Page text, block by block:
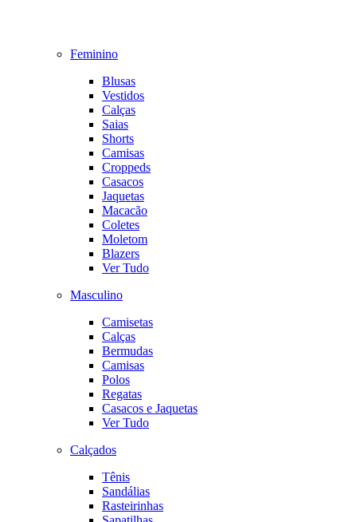
Feminino
Blusas
Vestidos
Calças
Saias
Shorts
Camisas
Croppeds
Casacos
Jaquetas
Macacão
Coletes
Moletom
Blazers
Ver Tudo
Masculino
Camisetas
Calças
Bermudas
Camisas
Polos
Regatas
Casacos e Jaquetas
Ver Tudo
Calçados
Tênis
Sandálias
Rasteirinhas